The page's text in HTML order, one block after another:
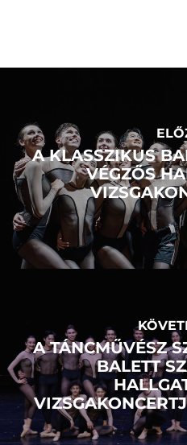
A KLASSZIKUS
VÉGZŐS
A TÁNCMŰVÉSZ
BALETT